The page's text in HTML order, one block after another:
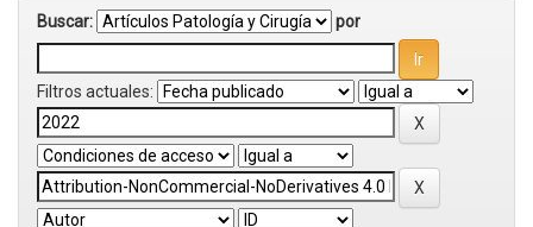
Buscar: por
Filtros actuales: